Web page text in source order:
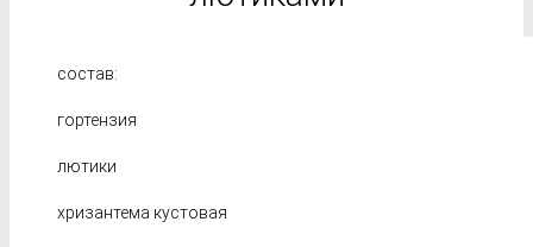
состав:
гортензия
лютики
хризантема кустовая